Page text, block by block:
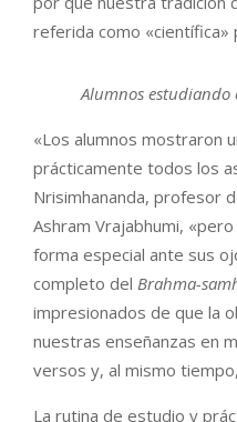
referida como «científica»
Alumnos
«Los alumnos mostraron
prácticamente todos los
Nrisimhananda, profesor
Ashram Vrajabhumi,
forma especial ante sus
completo del Brahma-
impresionados de que la
nuestras enseñanzas en
versos y, al mismo
La rutina de estudio y